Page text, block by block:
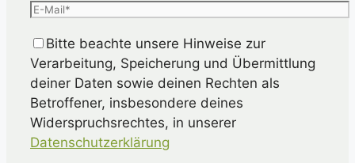
Bitte beachte unsere Hinweise zur
Verarbeitung, Speicherung und Übermittlung
deiner Daten sowie deinen Rechten als
Betroffener, insbesondere deines
Widerspruchsrechtes, in unserer
Datenschutzerklärung